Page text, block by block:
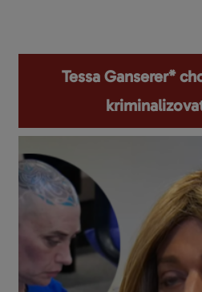
Tessa Ganserer*